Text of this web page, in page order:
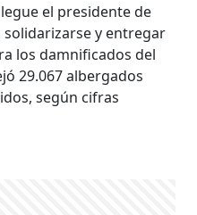
el presidente de
solidarizarse y entregar
los damnificados del
29.067 albergados
según cifras